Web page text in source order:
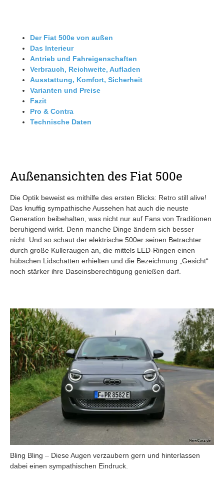
Der Fiat 500e von außen
Das Interieur
Antrieb und Fahreigenschaften
Verbrauch, Reichweite, Aufladen
Ausstattung, Komfort, Sicherheit
Varianten und Preise
Fazit
Pro & Contra
Technische Daten
Außenansichten des Fiat 500e
Die Optik beweist es mithilfe des ersten Blicks: Retro still alive!
Das knuffig sympathische Aussehen hat auch die neuste
Generation beibehalten, was nicht nur auf Fans von Traditionen
beruhigend wirkt. Denn manche Dinge ändern sich besser
nicht. Und so schaut der elektrische 500er seinen Betrachter
durch große Kulleraugen an, die mittels LED-Ringen einen
hübschen Lidschatten erhielten und die Bezeichnung „Gesicht“
noch stärker ihre Daseinsberechtigung genießen darf.
Bling Bling – Diese Augen verzaubern gern und hinterlassen
dabei einen sympathischen Eindruck.